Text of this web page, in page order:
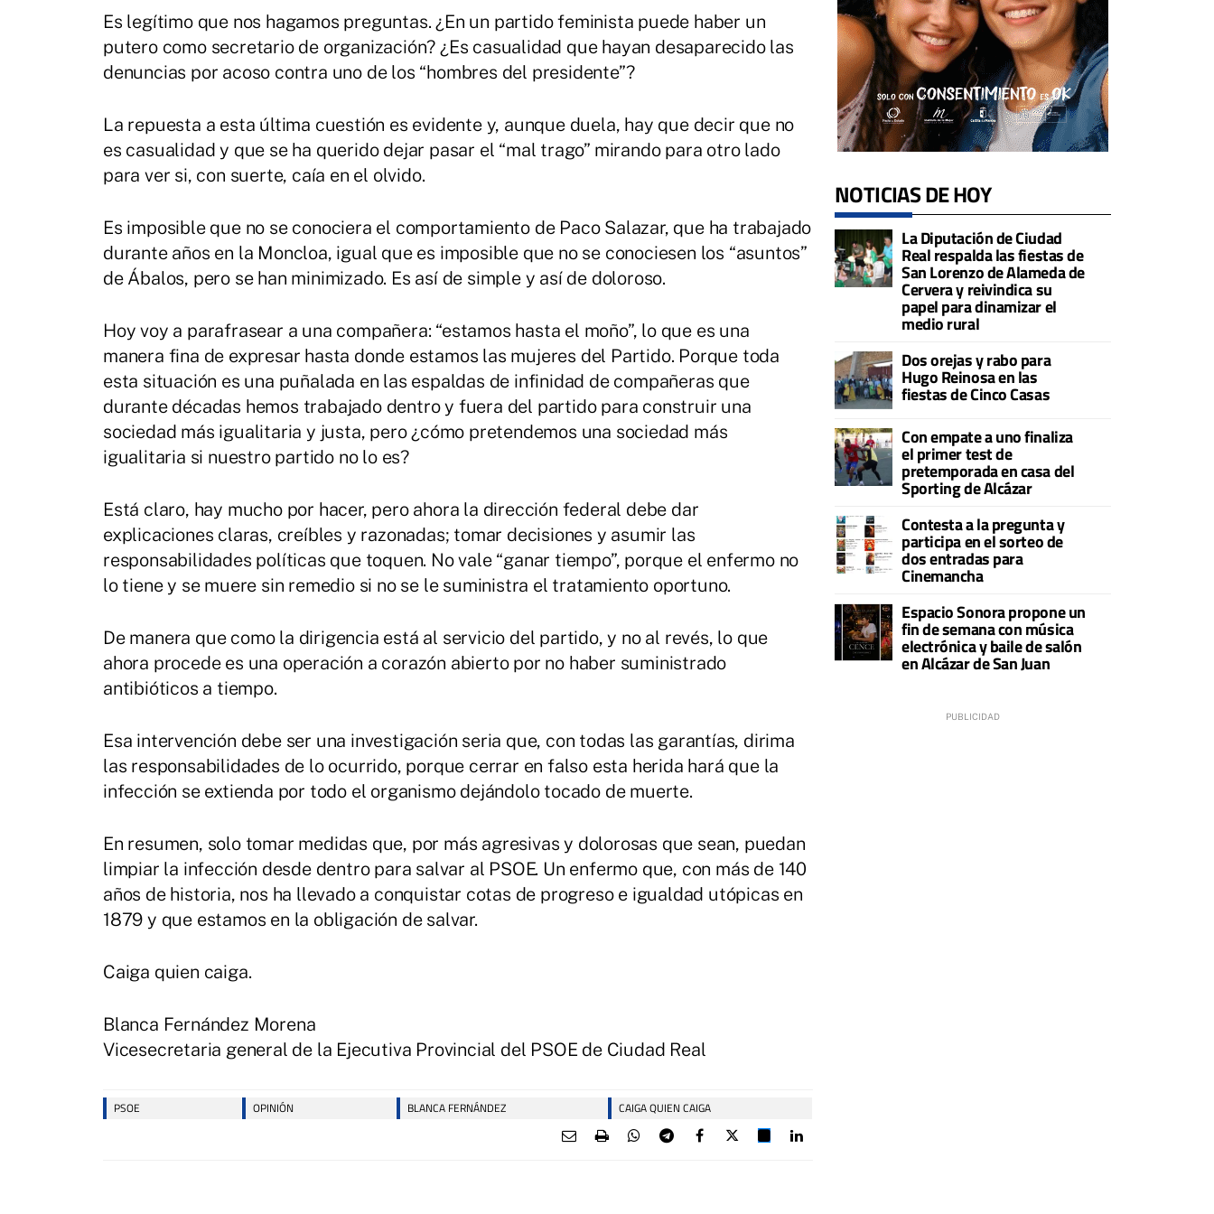
Es legítimo que nos hagamos preguntas. ¿En un partido feminista puede haber un
putero como secretario de organización? ¿Es casualidad que hayan desaparecido las
denuncias por acoso contra uno de los “hombres del presidente”?
La repuesta a esta última cuestión es evidente y, aunque duela, hay que decir que no
es casualidad y que se ha querido dejar pasar el “mal trago” mirando para otro lado
para ver si, con suerte, caía en el olvido.
Es imposible que no se conociera el comportamiento de Paco Salazar, que ha trabajado
durante años en la Moncloa, igual que es imposible que no se conociesen los “asuntos”
de Ábalos, pero se han minimizado. Es así de simple y así de doloroso.
Hoy voy a parafrasear a una compañera: “estamos hasta el moño”, lo que es una
manera fina de expresar hasta donde estamos las mujeres del Partido. Porque toda
esta situación es una puñalada en las espaldas de infinidad de compañeras que
durante décadas hemos trabajado dentro y fuera del partido para construir una
sociedad más igualitaria y justa, pero ¿cómo pretendemos una sociedad más
igualitaria si nuestro partido no lo es?
Está claro, hay mucho por hacer, pero ahora la dirección federal debe dar
explicaciones claras, creíbles y razonadas; tomar decisiones y asumir las
responsabilidades políticas que toquen. No vale “ganar tiempo”, porque el enfermo no
lo tiene y se muere sin remedio si no se le suministra el tratamiento oportuno.
De manera que como la dirigencia está al servicio del partido, y no al revés, lo que
ahora procede es una operación a corazón abierto por no haber suministrado
antibióticos a tiempo.
Esa intervención debe ser una investigación seria que, con todas las garantías, dirima
las responsabilidades de lo ocurrido, porque cerrar en falso esta herida hará que la
infección se extienda por todo el organismo dejándolo tocado de muerte.
En resumen, solo tomar medidas que, por más agresivas y dolorosas que sean, puedan
limpiar la infección desde dentro para salvar al PSOE. Un enfermo que, con más de 140
años de historia, nos ha llevado a conquistar cotas de progreso e igualdad utópicas en
1879 y que estamos en la obligación de salvar.
Caiga quien caiga.
Blanca Fernández Morena
Vicesecretaria general de la Ejecutiva Provincial del PSOE de Ciudad Real
PSOE OPINIÓN BLANCA FERNÁNDEZ CAIGA QUIEN CAIGA
NOTICIAS DE HOY
La Diputación de Ciudad
Real respalda las fiestas de
San Lorenzo de Alameda de
Cervera y reivindica su
papel para dinamizar el
medio rural
Dos orejas y rabo para
Hugo Reinosa en las
fiestas de Cinco Casas
Con empate a uno finaliza
el primer test de
pretemporada en casa del
Sporting de Alcázar
Contesta a la pregunta y
participa en el sorteo de
dos entradas para
Cinemancha
Espacio Sonora propone un
fin de semana con música
electrónica y baile de salón
en Alcázar de San Juan